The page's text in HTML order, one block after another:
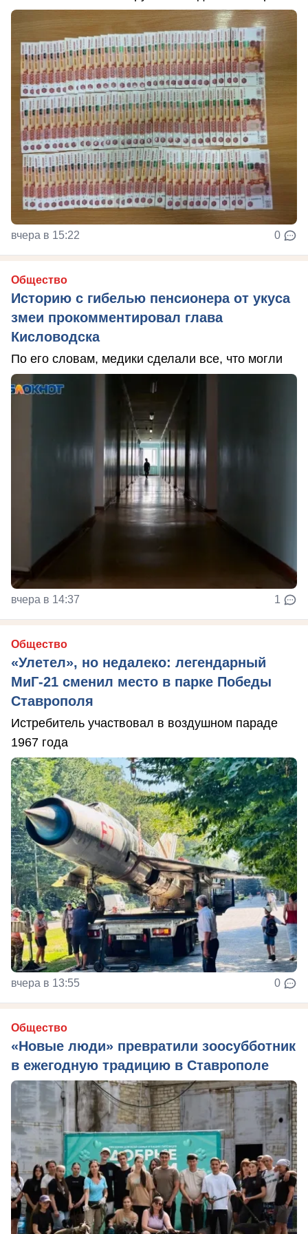
вчера в 15:22 0
Общество
Историю с гибелью пенсионера от укуса
змеи прокомментировал глава
Кисловодска
По его словам, медики сделали все, что могли
вчера в 14:37 1
Общество
«Улетел», но недалеко: легендарный
МиГ-21 сменил место в парке Победы
Ставрополя
Истребитель участвовал в воздушном параде
1967 года
вчера в 13:55 0
Общество
«Новые люди» превратили зоосубботник
в ежегодную традицию в Ставрополе